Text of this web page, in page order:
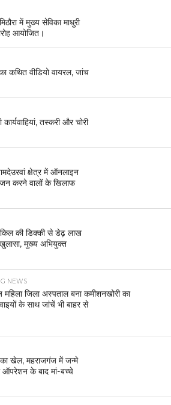
में मुख्य सेविका माधुरी
आयोजित।
कथित वीडियो वायरल, जांच
तस्करी और चोरी
क्षेत्र में ऑनलाइन
करने वालों के खिलाफ
की डिक्की से डेढ़ लाख
मुख्य अभियुक्त
NEWS
महिला जिला अस्पताल बना कमीशनखोरी का
के साथ जांचें भी बाहर से
का खेल, महराजगंज में जन्मे
के बाद मां-बच्चे